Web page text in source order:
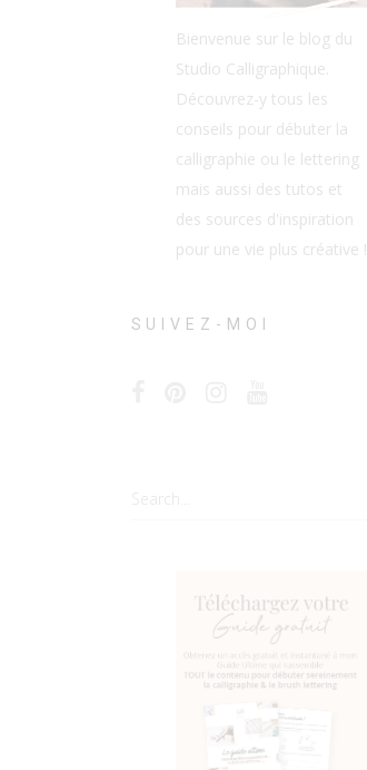
Bienvenue sur le blog du
Studio Calligraphique.
Découvrez-y tous les
conseils pour débuter la
calligraphie ou le lettering
mais aussi des tutos et
des sources d'inspiration
pour une vie plus créative !
SUIVEZ-MOI
Search